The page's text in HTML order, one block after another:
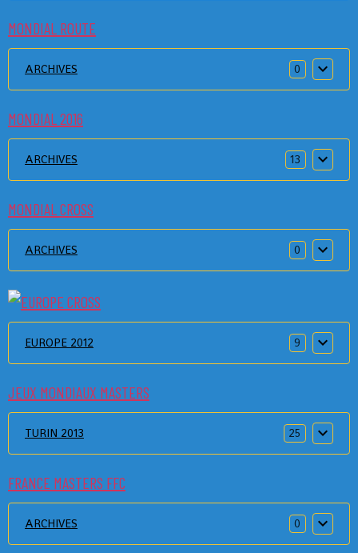
MONDIAL ROUTE
ARCHIVES 0
MONDIAL 2016
ARCHIVES 13
MONDIAL CROSS
ARCHIVES 0
EUROPE 2012 9
JEUX MONDIAUX MASTERS
TURIN 2013 25
FRANCE MASTERS FFC
ARCHIVES 0